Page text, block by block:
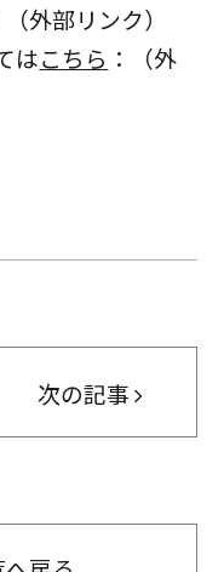
（外部リンク）
はこちら ：（外
次の記事